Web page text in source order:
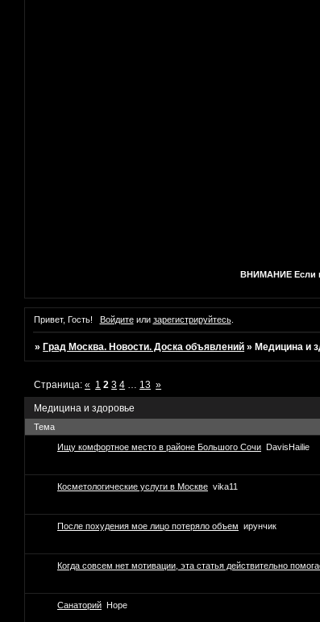
ВНИМАНИЕ Если
Привет, Гость! Войдитеили зарегистрируйтесь.
» Град Москва. Новости. Доска объявлений » Медицина и
Медицина и здоровье
Страница:« 1 2 3 4 13 »
Тема
Ищу комфортное место в районе Большого Сочи DavisHailie
Косметологические услуги в Москве vika11
После похудения мое лицо потеряло объем ирунчик
Когда совсем нет мотивации, эта статья действительно
Санаторий Hope